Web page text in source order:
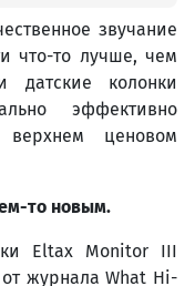
звучание
что-то лучше, чем
колонки
эффективно
ценовом
то новым.
Eltax Monitor III
журнала What Hi-